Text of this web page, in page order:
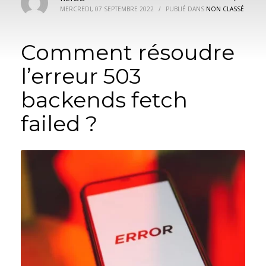
MERCREDI, 07 SEPTEMBRE 2022 / PUBLIÉ DANS NON CLASSÉ
Comment résoudre
l’erreur 503
backends fetch
failed ?